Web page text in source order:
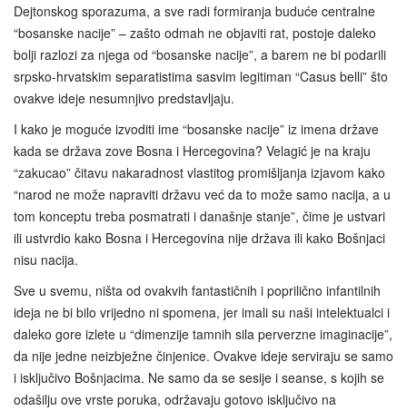
Dejtonskog sporazuma, a sve radi formiranja buduće centralne
“bosanske nacije” – zašto odmah ne objaviti rat, postoje daleko
bolji razlozi za njega od “bosanske nacije”, a barem ne bi podarili
srpsko-hrvatskim separatistima sasvim legitiman “Casus belli” što
ovakve ideje nesumnjivo predstavljaju.
I kako je moguće izvoditi ime “bosanske nacije” iz imena države
kada se država zove Bosna i Hercegovina? Velagić je na kraju
“zakucao” čitavu nakaradnost vlastitog promišljanja izjavom kako
“narod ne može napraviti državu već da to može samo nacija, a u
tom konceptu treba posmatrati i današnje stanje”, čime je ustvari
ili ustvrdio kako Bosna i Hercegovina nije država ili kako Bošnjaci
nisu nacija.
Sve u svemu, ništa od ovakvih fantastičnih i poprilično infantilnih
ideja ne bi bilo vrijedno ni spomena, jer imali su naši intelektualci i
daleko gore izlete u “dimenzije tamnih sila perverzne imaginacije”,
da nije jedne neizbježne činjenice. Ovakve ideje serviraju se samo
i isključivo Bošnjacima. Ne samo da se sesije i seanse, s kojih se
odašilju ove vrste poruka, održavaju gotovo isključivo na